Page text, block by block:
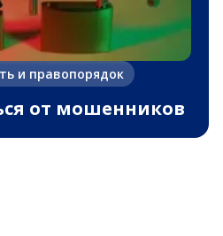
и правопорядок
от мошенников